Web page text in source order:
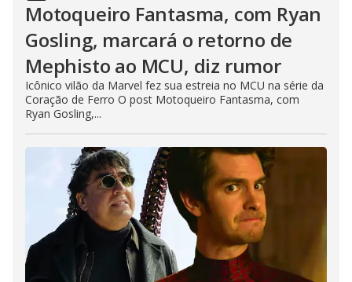
Motoqueiro Fantasma, com Ryan
Gosling, marcará o retorno de
Mephisto ao MCU, diz rumor
Icônico vilão da Marvel fez sua estreia no MCU na série da
Coração de Ferro O post Motoqueiro Fantasma, com
Ryan Gosling,...